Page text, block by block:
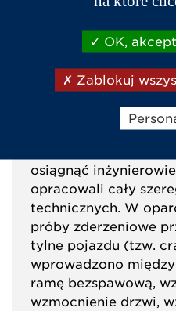
Pojazdy Aixam
poziom
biernego.
Bezpieczeństwo
zapewnieniu
osiągnąć
opracowali cały
technicznych. W
próby zderzeniowe
tylne pojazdu (tzw.
wprowadzono
ramę bezspawową,
wzmocnienie drzwi,
OK,
Zablokuj